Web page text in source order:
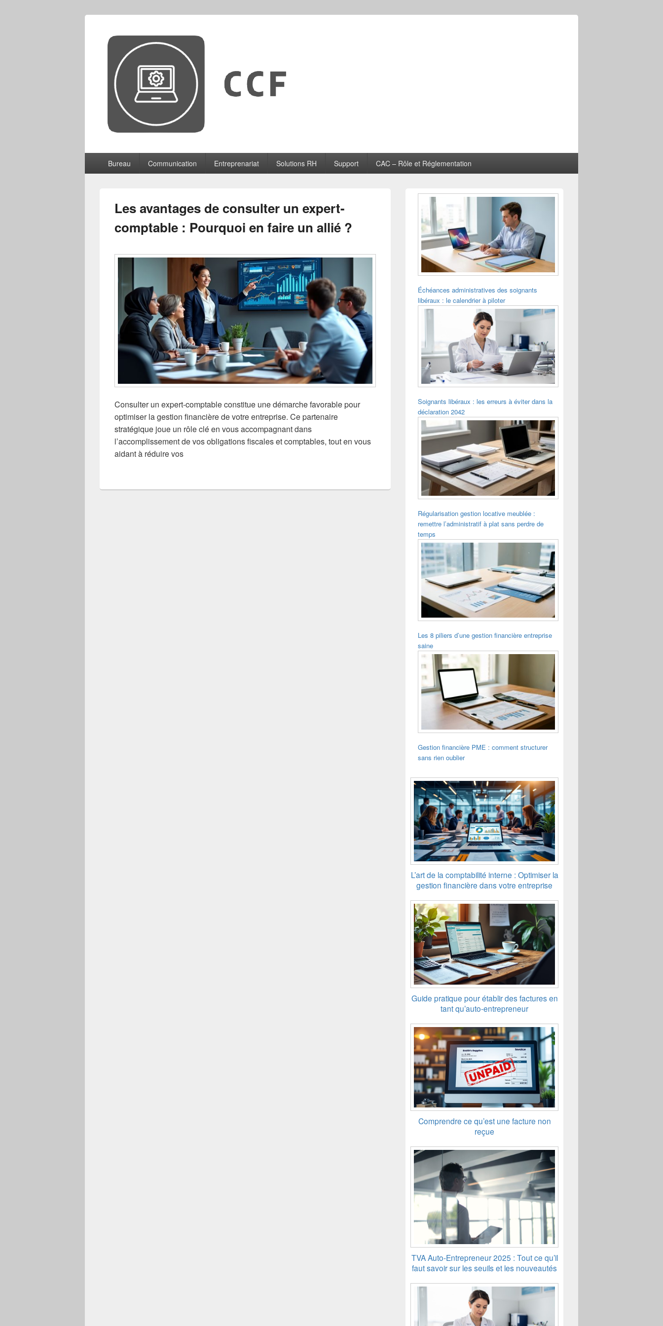
CCF
principalBureau Communication Entreprenariat Solutions RH Support CAC – Rôle et Réglementation
Les avantages de consulter un expert-
comptable : Pourquoi en faire un allié ?
Consulter un expert-comptable constitue une démarche favorable pour
optimiser la gestion financière de votre entreprise. Ce partenaire
stratégique joue un rôle clé en vous accompagnant dans
l’accomplissement de vos obligations fiscales et comptables, tout en vous
aidant à réduire vos
Zone
principale
widget
latérale
Échéances administratives des soignants
libéraux : le calendrier à piloter
Soignants libéraux : les erreurs à éviter dans la
déclaration 2042
Régularisation gestion locative meublée :
remettre l’administratif à plat sans perdre de
temps
Les 8 piliers d’une gestion financière entreprise
saine
Gestion financière PME : comment structurer
sans rien oublier
L’art de la comptabilité interne : Optimiser la
gestion financière dans votre entreprise
Guide pratique pour établir des factures en
tant qu’auto-entrepreneur
Comprendre ce qu’est une facture non
reçue
TVA Auto-Entrepreneur 2025 : Tout ce qu’il
faut savoir sur les seuils et les nouveautés